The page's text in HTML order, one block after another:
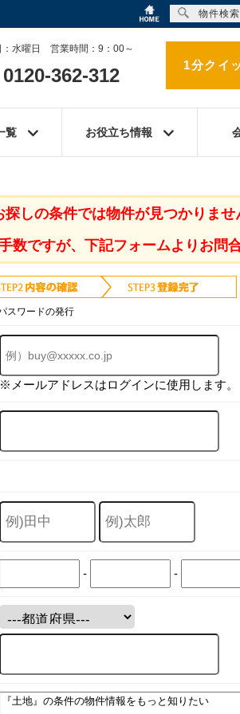
：水曜日 営業時間：9：00～
0120-362-312 1分クイ
覧 お役立ち情報
探しの条件では物件が見つかりませ
数ですが、下記フォームよりお問
スワードの発行
※メールアドレスはログインに使用します。
- -
物件検索